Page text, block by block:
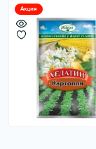
Акция